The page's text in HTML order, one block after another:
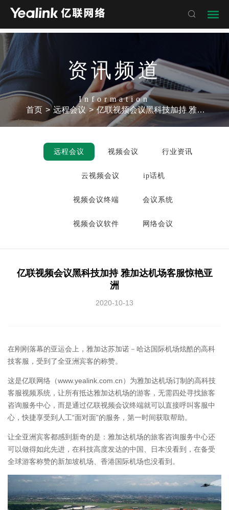

资讯频道
Information
首页 > 远程会议 > 亿联视频会议黑科技加持 雅加达机场客服惊艳亚洲
远程会议 视频会议 行业资讯
云视频会议 ip话机
视频会议终端 会议系统
视频会议软件 网络会议
亿联视频会议黑科技加持 雅加达机场客服惊艳亚
洲
2020-10-13
在刚刚落幕的亚运会上，雅加达苏加诺－哈达国际机场炫酷的高科
技客服，受到了全亚洲宾客的称赞。
这是亿联网络（www.yealink.com.cn）为雅加达机场订制的高科技
客服视频系统，让所有抵达雅加达机场的游客，无需四处寻找旅客
咨询服务中心，而是通过亿联视频会议终端就可以直接呼叫客服中
心，快捷享受到人工“面对面”的服务，第一时间获取帮助。
让全亚洲宾客都感到新奇的是：雅加达机场的旅客咨询服务中心还
可以做得如此先进，在科技高度发达的中国、日本没看到，在备受
全球游客称赞的新加坡机场、香港国际机场也没看到。